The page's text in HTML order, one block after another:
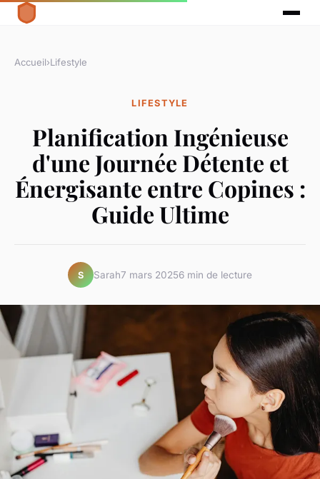
Accueil›Lifestyle
LIFESTYLE
Planification Ingénieuse
d'une Journée Détente et
Énergisante entre Copines :
Guide Ultime
S Sarah7 mars 20256 min de lecture